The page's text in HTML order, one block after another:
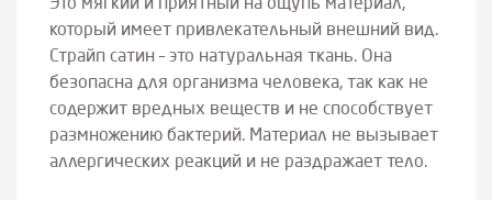
Это мягкий и приятный на ощупь материал,
который имеет привлекательный внешний вид.
Страйп сатин – это натуральная ткань. Она
безопасна для организма человека, так как не
содержит вредных веществ и не способствует
размножению бактерий. Материал не вызывает
аллергических реакций и не раздражает тело.